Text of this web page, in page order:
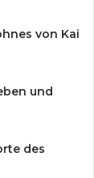
von Kai
und
des